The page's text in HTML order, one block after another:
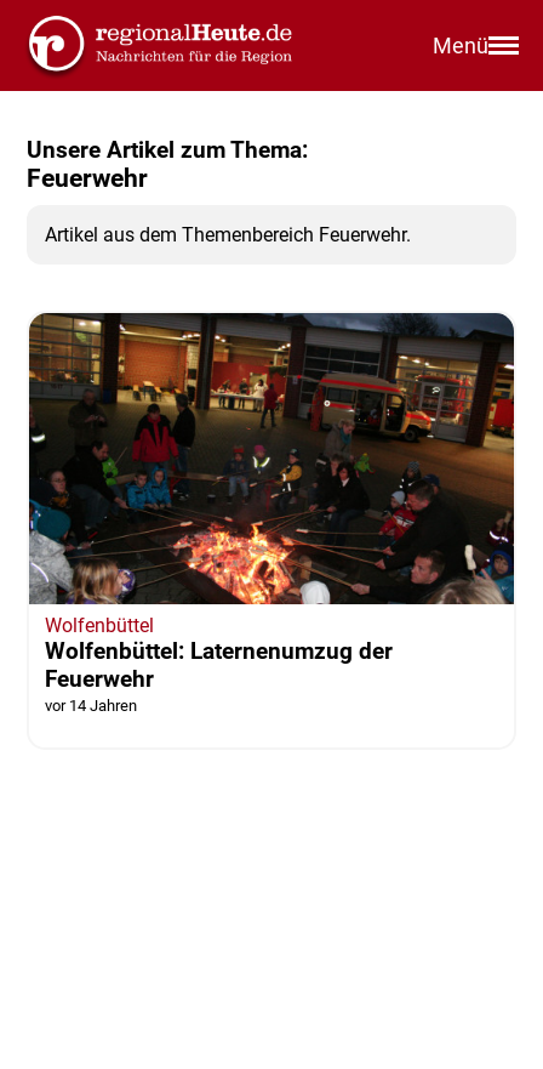
Menü
Unsere Artikel zum Thema:
Feuerwehr
Artikel aus dem Themenbereich Feuerwehr.
Wolfenbüttel
Wolfenbüttel: Laternenumzug der
Feuerwehr
vor 14 Jahren